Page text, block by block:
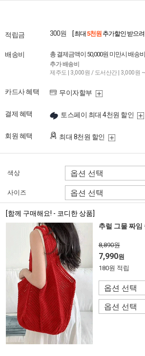
적립금 300원 [ 최대 5천원 추가할인 받으려
배송비 총 결제금액이 50,000원 미만시 배송
추가 배송비
제주도 | 3,000원 / 도서산간 | 3,000원
카드사 혜택 무이자할부
결제 혜택 토스페이 최대 4천원 할인
회원 혜택 최대 8천원 할인
색상
사이즈
[함께 구매해요! - 코디한 상품]
추럴 그물 짜임
8,890원
7,990원
180원 적립